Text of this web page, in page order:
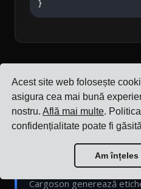
Acest site web folosește
asigura cea mai bună
nostru.Află mai multe.
confidențialitate poate fi
Am înțeles
}
API Etichete de
Powered by Cargoson
Îmbunătățire Cargoson:
Akatrans nu suportă nativ
Cargoson generează